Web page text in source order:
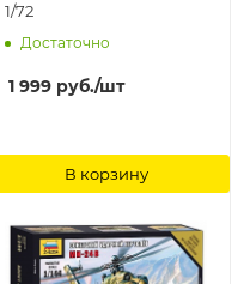
1/72
Достаточно
1 999 руб./шт
В корзину